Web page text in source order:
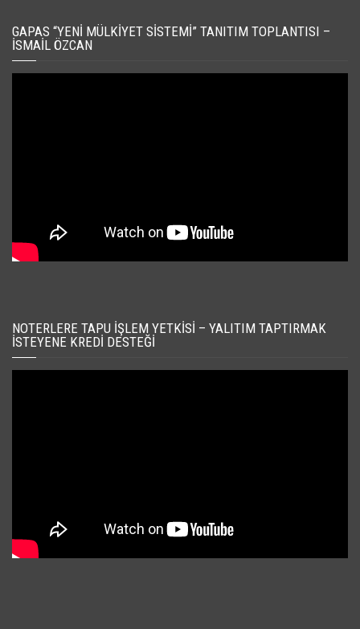
GAPAS “YENI MÜLKIYET SISTEMI” TANITIM TOPLANTISI –
İSMAIL ÖZCAN
NOTERLERE TAPU İŞLEM YETKISI – YALITIM TAPTIRMAK
İSTEYENE KREDI DESTEĞI